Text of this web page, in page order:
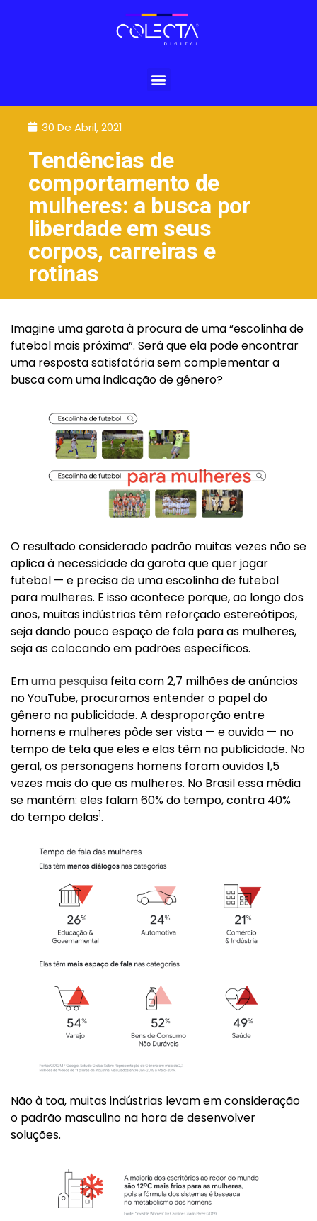
30 De Abril, 2021
Tendências de
comportamento de
mulheres: a busca por
liberdade em seus
corpos, carreiras e
rotinas
Imagine uma garota à procura de uma “escolinha de
futebol mais próxima”. Será que ela pode encontrar
uma resposta satisfatória sem complementar a
busca com uma indicação de gênero?
O resultado considerado padrão muitas vezes não se
aplica à necessidade da garota que quer jogar
futebol — e precisa de uma escolinha de futebol
para mulheres. E isso acontece porque, ao longo dos
anos, muitas indústrias têm reforçado estereótipos,
seja dando pouco espaço de fala para as mulheres,
seja as colocando em padrões específicos.
Emuma pesquisa feita com 2,7 milhões de anúncios
no YouTube, procuramos entender o papel do
gênero na publicidade. A desproporção entre
homens e mulheres pôde ser vista — e ouvida — no
tempo de tela que eles e elas têm na publicidade. No
geral, os personagens homens foram ouvidos 1,5
vezes mais do que as mulheres. No Brasil essa média
se mantém: eles falam 60% do tempo, contra 40%
do tempo delas1.
Não à toa, muitas indústrias levam em consideração
o padrão masculino na hora de desenvolver
soluções.